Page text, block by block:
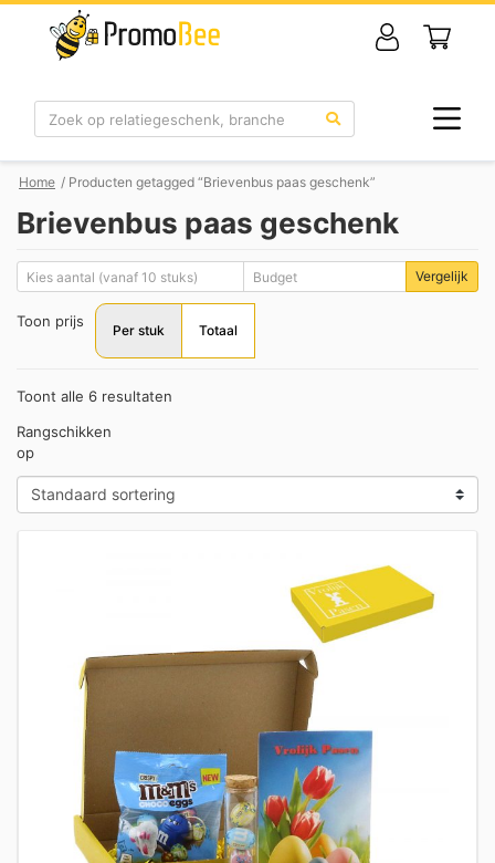
Zoek
Home / Producten getagged “Brievenbus paas geschenk”
Brievenbus paas geschenk
Vergelijk
Toon prijs
Per stuk Totaal
Toont alle 6 resultaten
Rangschikken
op